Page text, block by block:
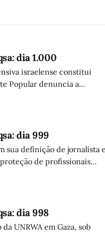
dia 1.000
israelense constitui
Popular denuncia a
ajuda humanitária.
dia 999
sua definição de jornalista e
de profissionais
dia 998
UNRWA em Gaza, sob